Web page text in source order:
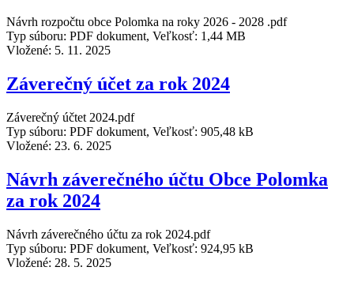
Návrh rozpočtu obce Polomka na roky 2026 - 2028 .pdf
Typ súboru: PDF dokument, Veľkosť: 1,44 MB
Vložené: 5. 11. 2025
Záverečný účet za rok 2024
Záverečný účtet 2024.pdf
Typ súboru: PDF dokument, Veľkosť: 905,48 kB
Vložené: 23. 6. 2025
Návrh záverečného účtu Obce Polomka
za rok 2024
Návrh záverečného účtu za rok 2024.pdf
Typ súboru: PDF dokument, Veľkosť: 924,95 kB
Vložené: 28. 5. 2025